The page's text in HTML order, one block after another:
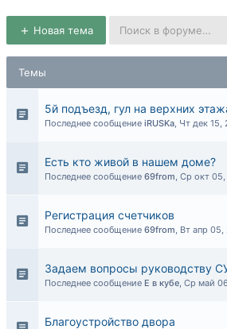
Новая тема
Темы
5й подъезд, гул на верхних
Последнее сообщение iRUSKa, Чт дек 15,
Есть кто живой в нашем доме?
Последнее сообщение 69from, Ср окт 05,
Регистрация счетчиков
Последнее сообщение 69from, Вт апр 05,
Задаем вопросы руководству
Последнее сообщение Е в кубе, Ср май
Благоустройство двора